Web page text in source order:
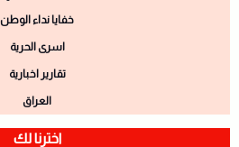
خفايا نداء الوطن
اسرى الحرية
تقارير اخبارية
العراق
اخترنا لك